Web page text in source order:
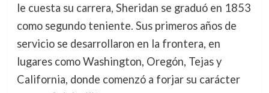
le cuesta su carrera, Sheridan se graduó en 1853
como segundo teniente. Sus primeros años de
servicio se desarrollaron en la frontera, en
lugares como Washington, Oregón, Tejas y
California, donde comenzó a forjar su carácter